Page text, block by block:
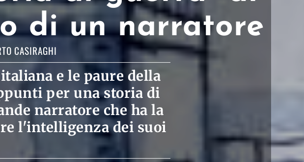
di un narratore
CASIRAGHI
e le paure della
per una storia di
narratore che ha la
l'intelligenza dei suoi